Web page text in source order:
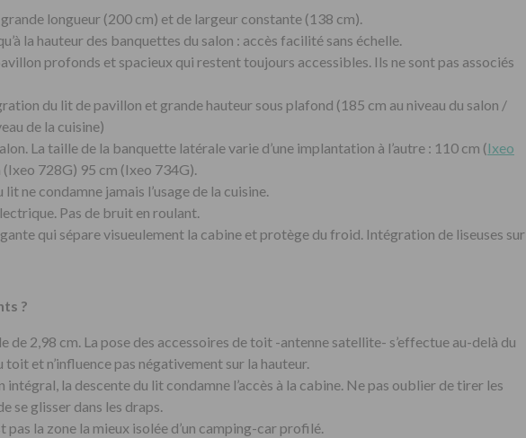
longueur (200 cm) et de largeur constante (138 cm).
la hauteur des banquettes du salon : accès facilité sans échelle.
profonds et spacieux qui restent toujours accessibles. Ils ne sont pas associés
du lit de pavillon et grande hauteur sous plafond (185 cm au niveau du salon /
de la cuisine)
La taille de la banquette latérale varie d’une implantation à l’autre : 110 cm (Ixeo
(Ixeo 728G) 95 cm (Ixeo 734G).
lit ne condamne jamais l’usage de la cuisine.
Pas de bruit en roulant.
qui sépare visueulement la cabine et protège du froid. Intégration de liseuses sur
?
de 2,98 cm. La pose des accessoires de toit -antenne satellite- s’effectue au-delà du
toit et n’influence pas négativement sur la hauteur.
intégral, la descente du lit condamne l’accès à la cabine. Ne pas oublier de tirer les
se glisser dans les draps.
pas la zone la mieux isolée d’un camping-car profilé.